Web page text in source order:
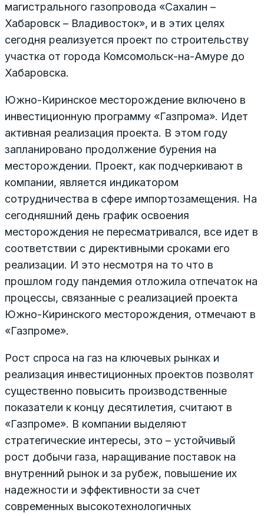
магистрального газопровода «Сахалин –
Хабаровск – Владивосток», и в этих целях
сегодня реализуется проект по строительству
участка от города Комсомольск-на-Амуре до
Хабаровска.
Южно-Киринское месторождение включено в
инвестиционную программу «Газпрома». Идет
активная реализация проекта. В этом году
запланировано продолжение бурения на
месторождении. Проект, как подчеркивают в
компании, является индикатором
сотрудничества в сфере импортозамещения. На
сегодняшний день график освоения
месторождения не пересматривался, все идет в
соответствии с директивными сроками его
реализации. И это несмотря на то что в
прошлом году пандемия отложила отпечаток на
процессы, связанные с реализацией проекта
Южно-Киринского месторождения, отмечают в
«Газпроме».
Рост спроса на газ на ключевых рынках и
реализация инвестиционных проектов позволят
существенно повысить производственные
показатели к концу десятилетия, считают в
«Газпроме». В компании выделяют
стратегические интересы, это – устойчивый
рост добычи газа, наращивание поставок на
внутренний рынок и за рубеж, повышение их
надежности и эффективности за счет
современных высокотехнологичных